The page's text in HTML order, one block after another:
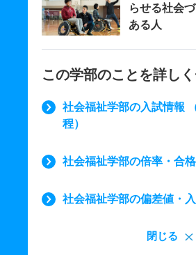
らせる社会
ある人
この学部のことを詳し
社会福祉学部の入試情報
程）
社会福祉学部の倍率・合
社会福祉学部の偏差値・
閉じる